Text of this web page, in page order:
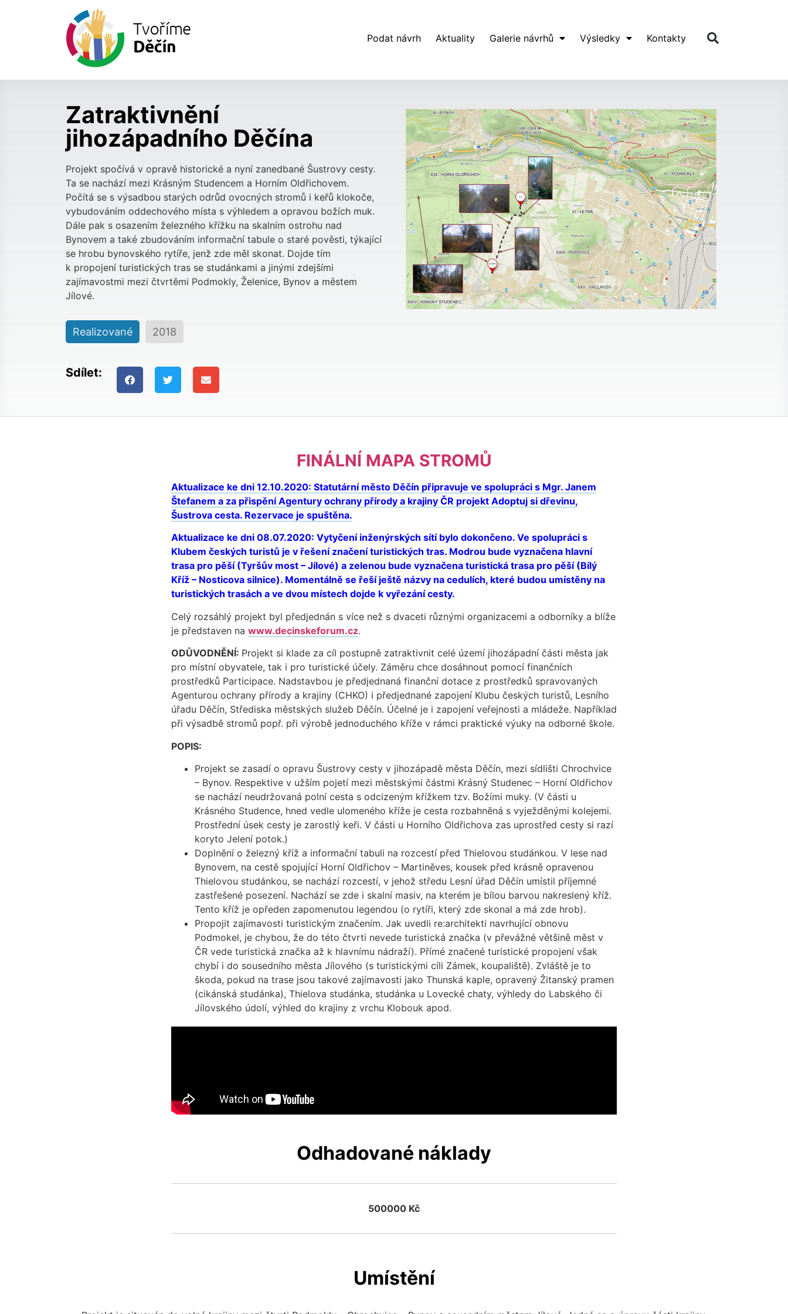
Podat návrh Aktuality Galerie návrhů Výsledky Kontakty
Předchozí návrh
Zatraktivnění
jihozápadního Děčína
Projekt spočívá v opravě historické a nyní zanedbané Šustrovy cesty.
Ta se nachází mezi Krásným Studencem a Horním Oldřichovem.
Počítá se s výsadbou starých odrůd ovocných stromů i keřů klokoče,
vybudováním oddechového místa s výhledem a opravou božích muk.
Dále pak s osazením železného křížku na skalním ostrohu nad
Bynovem a také zbudováním informační tabule o staré pověsti, týkající
se hrobu bynovského rytíře, jenž zde měl skonat. Dojde tím
k propojení turistických tras se studánkami a jinými zdejšími
zajímavostmi mezi čtvrtěmi Podmokly, Želenice, Bynov a městem
Jílové.
Realizované 2018
Sdílet:
FINÁLNÍ MAPA STROMŮ
Aktualizace ke dni 12.10.2020: Statutární město Děčín připravuje ve spolupráci s Mgr. Janem
Štefanem a za přispění Agentury ochrany přírody a krajiny ČR projekt Adoptuj si dřevinu,
Šustrova cesta. Rezervace je spuštěna.
Aktualizace ke dni 08.07.2020: Vytyčení inženýrských sítí bylo dokončeno. Ve spolupráci s
Klubem českých turistů je v řešení značení turistických tras. Modrou bude vyznačena hlavní
trasa pro pěší (Tyršův most – Jílové) a zelenou bude vyznačena turistická trasa pro pěší (Bílý
Kříž – Nosticova silnice). Momentálně se řeší ještě názvy na cedulích, které budou umístěny na
turistických trasách a ve dvou místech dojde k vyřezání cesty.
Celý rozsáhlý projekt byl předjednán s více než s dvaceti různými organizacemi a odborníky a blíže
je představen na www.decinskeforum.cz.
ODŮVODNĚNÍ: Projekt si klade za cíl postupně zatraktivnit celé území jihozápadní části města jak
pro místní obyvatele, tak i pro turistické účely. Záměru chce dosáhnout pomocí finančních
prostředků Participace. Nadstavbou je předjednaná finanční dotace z prostředků spravovaných
Agenturou ochrany přírody a krajiny (CHKO) i předjednané zapojení Klubu českých turistů, Lesního
úřadu Děčín, Střediska městských služeb Děčín. Účelné je i zapojení veřejnosti a mládeže. Například
při výsadbě stromů popř. při výrobě jednoduchého kříže v rámci praktické výuky na odborné škole.
POPIS:
Projekt se zasadí o opravu Šustrovy cesty v jihozápadě města Děčín, mezi sídlišti Chrochvice
– Bynov. Respektive v užším pojetí mezi městskými částmi Krásný Studenec – Horní Oldřichov
se nachází neudržovaná polní cesta s odcizeným křížkem tzv. Božími muky. (V části u
Krásného Studence, hned vedle ulomeného kříže je cesta rozbahněná s vyježděnými kolejemi.
Prostřední úsek cesty je zarostlý keři. V části u Horního Oldřichova zas uprostřed cesty si razí
koryto Jelení potok.)
Doplnění o železný kříž a informační tabuli na rozcestí před Thielovou studánkou. V lese nad
Bynovem, na cestě spojující Horní Oldřichov – Martiněves, kousek před krásně opravenou
Thielovou studánkou, se nachází rozcestí, v jehož středu Lesní úřad Děčín umístil příjemné
zastřešené posezení. Nachází se zde i skalní masiv, na kterém je bílou barvou nakreslený kříž.
Tento kříž je opředen zapomenutou legendou (o rytíři, který zde skonal a má zde hrob).
Propojit zajímavosti turistickým značením. Jak uvedli re:architekti navrhující obnovu
Podmokel, je chybou, že do této čtvrti nevede turistická značka (v převážné většině měst v
ČR vede turistická značka až k hlavnímu nádraží). Přímé značené turistické propojení však
chybí i do sousedního města Jílového (s turistickými cíli Zámek, koupaliště). Zvláště je to
škoda, pokud na trase jsou takové zajímavosti jako Thunská kaple, opravený Žitanský pramen
(cikánská studánka), Thielova studánka, studánka u Lovecké chaty, výhledy do Labského či
Jílovského údolí, výhled do krajiny z vrchu Klobouk apod.
Odhadované náklady
500000 Kč
Umístění